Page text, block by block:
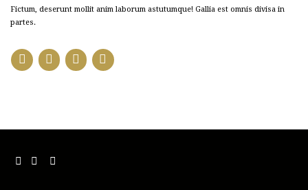
Fictum, deserunt mollit anim laborum astutumque! Gallia est omnis divisa in
partes.